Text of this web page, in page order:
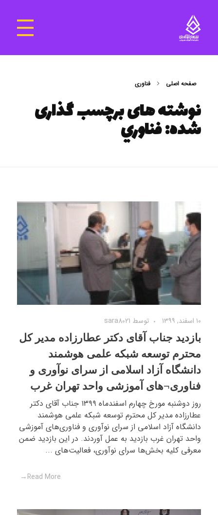
صفحه اصلی فناوري
نوشته های برچسب گذاری
شده: فناوري
۱۰ اسفند, ۱۳۹۹ توسط sara8021
بازدید جناب آقای دکتر عطارزاده مدیر کل
محترم توسعه شبکه علمی هوشمند
دانشگاه آزاد اسلامی از سرای نوآوری و
فناوری¬های آموزشی واحد تهران غرب
روز دوشنبه مورخ چهارم اسفندماه ۱۳۹۹ جناب آقای دکتر
عطارزاده مدیر کل محترم توسعه شبکه علمی هوشمند
دانشگاه آزاد اسلامی از سرای نوآوری و فناوری‌های آموزشی
واحد تهران غرب بازدید به عمل آوردند. در این بازدید ضمن
معرفی کلیه بخش‌ها سرای نوآوری، فعالیت‌های ...
Read More